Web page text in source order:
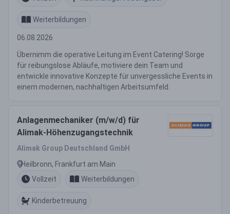
Weiterbildungen
06.08.2026
Übernimm die operative Leitung im Event Catering! Sorge
für reibungslose Abläufe, motiviere dein Team und
entwickle innovative Konzepte für unvergessliche Events in
einem modernen, nachhaltigen Arbeitsumfeld.
Anlagenmechaniker (m/w/d) für
Alimak-Höhenzugangstechnik
Alimak Group Deutschland GmbH
Heilbronn, Frankfurt am Main
Vollzeit
Weiterbildungen
Kinderbetreuung